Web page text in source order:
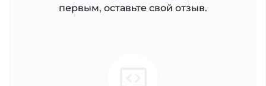
первым, оставьте свой отзыв.